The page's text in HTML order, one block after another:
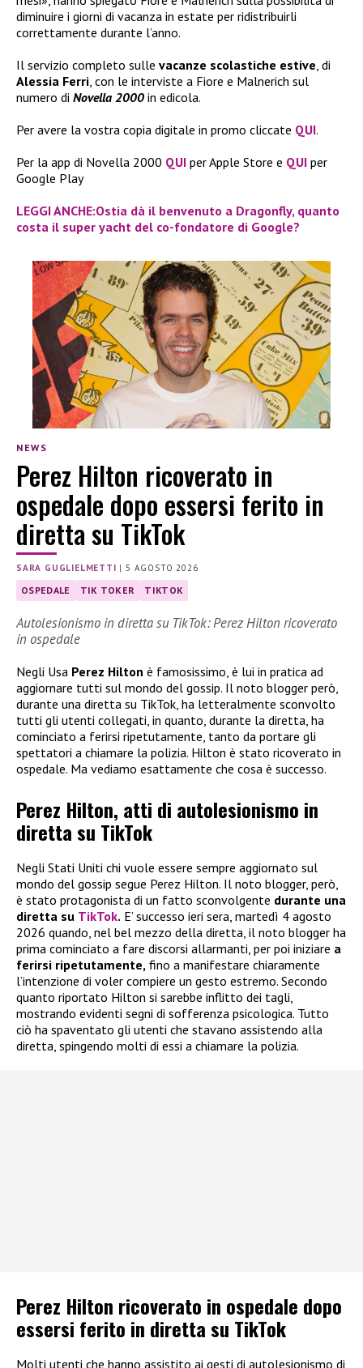
diminuire i giorni di vacanza in estate per ridistribuirli
correttamente durante l’anno.
Il servizio completo sulle vacanze scolastiche estive , di
Alessia Ferri , con le interviste a Fiore e Malnerich sul
numero di Novella 2000 in edicola.
Per avere la vostra copia digitale in promo cliccate QUI.
Per la app di Novella 2000 QUI per Apple Store e QUI per
Google Play
LEGGI ANCHE:Ostia dà il benvenuto a Dragonfly, quanto
costa il super yacht del co-fondatore di Google?
NEWS
Perez Hilton ricoverato in
ospedale dopo essersi ferito in
diretta su TikTok
SARA GUGLIELMETTI |5 AGOSTO 2026
OSPEDALE TIK TOKER TIKTOK
Autolesionismo in diretta su TikTok: Perez Hilton ricoverato
in ospedale
Negli Usa Perez Hilton è famosissimo, è lui in pratica ad
aggiornare tutti sul mondo del gossip. Il noto blogger però,
durante una diretta su TikTok, ha letteralmente sconvolto
tutti gli utenti collegati, in quanto, durante la diretta, ha
cominciato a ferirsi ripetutamente, tanto da portare gli
spettatori a chiamare la polizia. Hilton è stato ricoverato in
ospedale. Ma vediamo esattamente che cosa è successo.
Perez Hilton, atti di autolesionismo in
diretta su TikTok
Negli Stati Uniti chi vuole essere sempre aggiornato sul
mondo del gossip segue Perez Hilton. Il noto blogger, però,
è stato protagonista di un fatto sconvolgente durante una
diretta su TikTok. E’ successo ieri sera, martedì 4 agosto
2026 quando, nel bel mezzo della diretta, il noto blogger ha
prima cominciato a fare discorsi allarmanti, per poi iniziare a
ferirsi ripetutamente, fino a manifestare chiaramente
l’intenzione di voler compiere un gesto estremo. Secondo
quanto riportato Hilton si sarebbe inflitto dei tagli,
mostrando evidenti segni di sofferenza psicologica. Tutto
ciò ha spaventato gli utenti che stavano assistendo alla
diretta, spingendo molti di essi a chiamare la polizia.
Perez Hilton ricoverato in ospedale dopo
essersi ferito in diretta su TikTok
Molti utenti che hanno assistito ai gesti di autolesionismo di